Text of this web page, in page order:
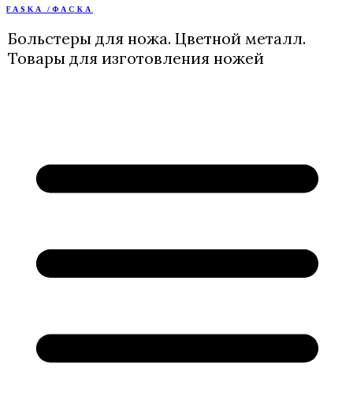
Перейти
содержимому
FASKA /ФАСКА
Больстеры для ножа. Цветной металл.
Товары для изготовления ножей